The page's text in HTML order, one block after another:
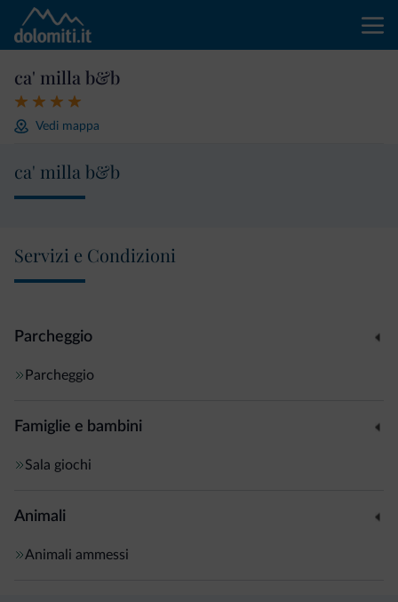
ca' milla b&b
Vedi mappa
ca' milla b&b
Servizi e Condizioni
Parcheggio
Parcheggio
Famiglie e bambini
Sala giochi
Animali
Animali ammessi